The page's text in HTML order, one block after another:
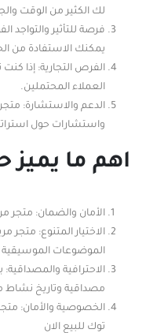
لك الكثير من الوقت
فرصة للتأثير
يمكنك الاستفادة من
الفرص التجارية: إذا
العملاء المحتملين.
الدعم والاستشارة:
واستشارات حول
اهم ما يميز
الأمان والضمان: متجر
الاختيار المتنوع:
الموضوعات الموسيقية
الاحترافية
مصداقية وتاريخ نشاط
الخصوصية والأمان:
توك للبيع الان